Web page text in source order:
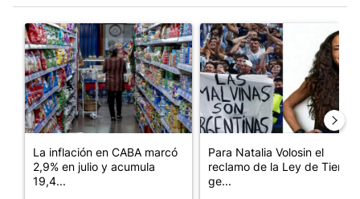
Un artículo de tendencia con el título "La inflación en CABA
La inflación en CABA marcó
2,9% en julio y acumula
19,4...
Un artículo de tendencia con
Para Natalia Volosin el
reclamo de la Ley de Tierras
ge...